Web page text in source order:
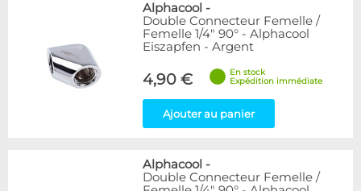
Alphacool -
Double Connecteur Femelle /
Femelle 1/4" 90° - Alphacool
Eiszapfen - Argent
4,90 €
En stock
Expédition immédiate
Ajouter au panier
Alphacool -
Double Connecteur Femelle /